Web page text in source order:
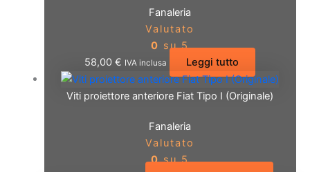
Fanaleria
Valutato
0 su 5
58,00€ IVA inclusa Leggi tutto
Viti proiettore anteriore Fiat Tipo I (Originale)
Fanaleria
Valutato
0su 5